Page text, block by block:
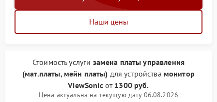
Наши цены
Стоимость услуги замена платы управления
(мат.платы, мейн платы) для устройства монитор
ViewSonicот 1300 руб.
Цена актуальна на текущую дату 06.08.2026